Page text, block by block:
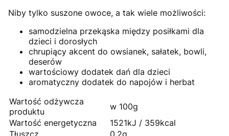
Niby tylko suszone owoce, a tak wiele możliwości:
samodzielna przekąska między posiłkami dla
dzieci i dorosłych
chrupiący akcent do owsianek, sałatek, bowli,
deserów
wartościowy dodatek dań dla dzieci
aromatyczny dodatek do napojów i herbat
Wartość odżywcza
produktu
w 100g
Wartość energetyczna
1521kJ / 359kcal
Tłuszcz
0,2g